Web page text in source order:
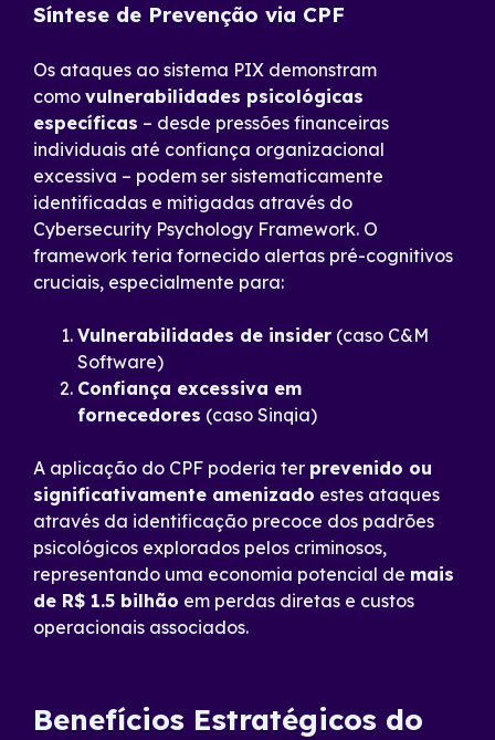
Síntese de Prevenção via CPF
Os ataques ao sistema PIX demonstram
como vulnerabilidades psicológicas
específicas – desde pressões financeiras
individuais até confiança organizacional
excessiva – podem ser sistematicamente
identificadas e mitigadas através do
Cybersecurity Psychology Framework. O
framework teria fornecido alertas pré-cognitivos
cruciais, especialmente para:
Vulnerabilidades de insider (caso C&M
Software)
Confiança excessiva em
fornecedores (caso Sinqia)
A aplicação do CPF poderia ter prevenido ou
significativamente amenizado estes ataques
através da identificação precoce dos padrões
psicológicos explorados pelos criminosos,
representando uma economia potencial de mais
de R$ 1.5 bilhão em perdas diretas e custos
operacionais associados.
Benefícios Estratégicos do